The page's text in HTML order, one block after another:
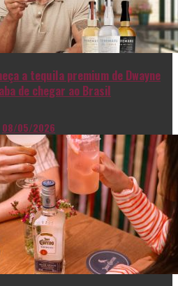
a tequila premium de Dwayne
de chegar ao Brasil
08/05/2026